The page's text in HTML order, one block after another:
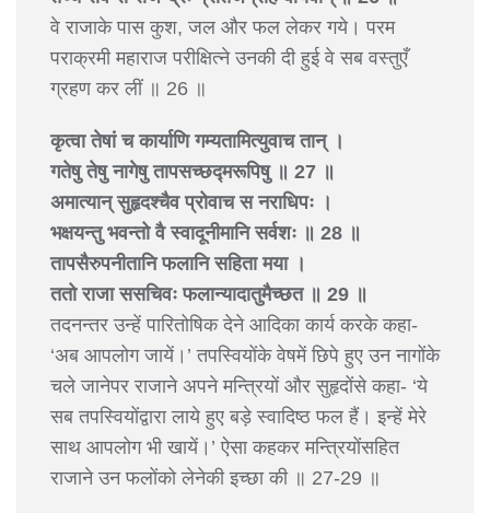
वे राजाके पास कुश, जल और फल लेकर गये। परम
पराक्रमी महाराज परीक्षित्ने उनकी दी हुई वे सब वस्तुएँ
ग्रहण कर लीं ॥ 26 ॥
कृत्वा तेषां च कार्याणि गम्यतामित्युवाच तान् ।
गतेषु तेषु नागेषु तापसच्छद्मरूपिषु ॥ 27 ॥
अमात्यान् सुहृदश्चैव प्रोवाच स नराधिपः ।
भक्षयन्तु भवन्तो वै स्वादूनीमानि सर्वशः ॥ 28 ॥
तापसैरुपनीतानि फलानि सहिता मया ।
ततो राजा ससचिवः फलान्यादातुमैच्छत ॥ 29 ॥
तदनन्तर उन्हें पारितोषिक देने आदिका कार्य करके कहा-
‘अब आपलोग जायें।’ तपस्वियोंके वेषमें छिपे हुए उन नागोंके
चले जानेपर राजाने अपने मन्त्रियों और सुहृदोंसे कहा- ‘ये
सब तपस्वियोंद्वारा लाये हुए बड़े स्वादिष्ठ फल हैं। इन्हें मेरे
साथ आपलोग भी खायें।’ ऐसा कहकर मन्त्रियोंसहित
राजाने उन फलोंको लेनेकी इच्छा की ॥ 27-29 ॥